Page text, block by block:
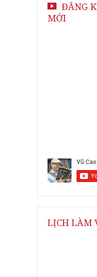
ĐĂNG
MỚI
LỊCH LÀM